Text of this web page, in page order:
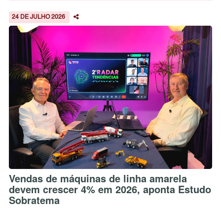
24 DE JULHO 2026
Vendas de máquinas de linha amarela
devem crescer 4% em 2026, aponta Estudo
Sobratema